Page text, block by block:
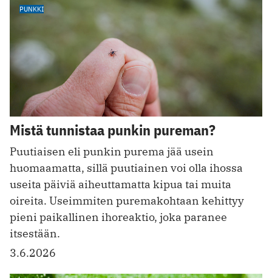
PUNKKI
Mistä tunnistaa punkin pureman?
Puutiaisen eli punkin purema jää usein
huomaamatta, sillä puutiainen voi olla ihossa
useita päiviä aiheuttamatta kipua tai muita
oireita. Useimmiten puremakohtaan kehittyy
pieni paikallinen ihoreaktio, joka paranee
itsestään.
3.6.2026